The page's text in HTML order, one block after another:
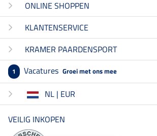
ONLINE SHOPPEN
KLANTENSERVICE
KRAMER PAARDENSPORT
1 Vacatures Groei met ons mee
NL | EUR
VEILIG INKOPEN